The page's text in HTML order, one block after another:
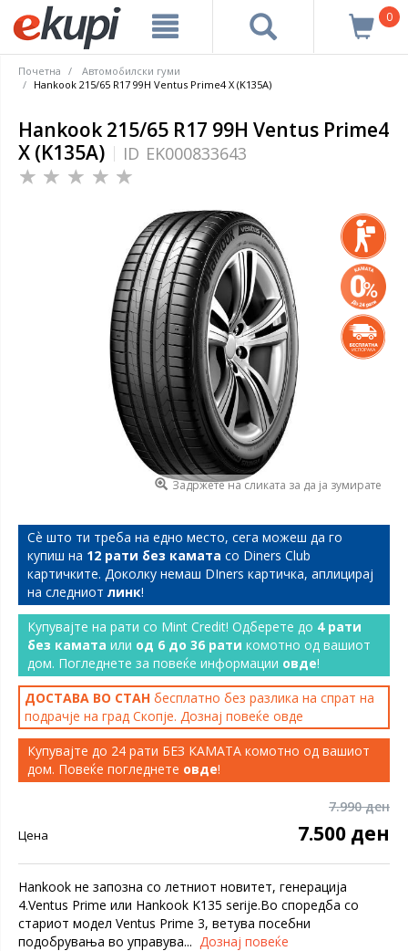
0
Почетна
Автомобилски гуми
Hankook 215/65 R17 99H Ventus Prime4 X (K135A)
Hankook 215/65 R17 99H Ventus Prime4
X (K135A)
ID EK000833643
Задржете на сликата за да ја зумирате
Сѐ што ти треба на едно место, сега можеш да го
купиш на 12 рати без камата со Diners Club
картичките. Доколку немаш DIners картичка, аплицирај
на следниот линк!
Купувајте на рати со Mint Credit! Одберете до 4 рати
без камата или од 6 до 36 рати комотно од вашиот
дом. Погледнете за повеќе информации овде!
ДОСТАВА ВО СТАН бесплатно без разлика на спрат на
подрачје на град Скопје. Дознај повеќе овде
Купувајте до 24 рати БЕЗ КАМАТА комотно од вашиот
дом. Повеќе погледнете овде!
7.990 ден
Цена 7.500 ден
Hankook не запозна со летниот новитет, генерација
4.Ventus Prime или Hankook K135 serije.Во споредба со
стариот модел Ventus Prime 3, ветува посебни
подобрувања во управува... Дознај повеќе